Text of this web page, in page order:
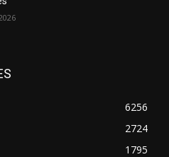
6256
2724
1795